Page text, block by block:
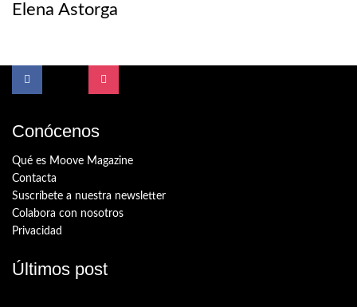
Elena Astorga
Conócenos
Qué es Moove Magazine
Contacta
Suscríbete a nuestra newsletter
Colabora con nosotros
Privacidad
Últimos post